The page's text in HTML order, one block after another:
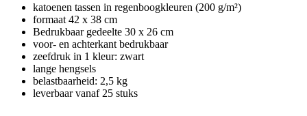
katoenen tassen in regenboogkleuren (200 g/m²)
formaat 42 x 38 cm
Bedrukbaar gedeelte 30 x 26 cm
voor- en achterkant bedrukbaar
zeefdruk in 1 kleur: zwart
lange hengsels
belastbaarheid: 2,5 kg
leverbaar vanaf 25 stuks